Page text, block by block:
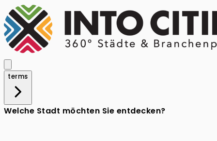
terms
Welche Stadt möchten Sie entdecken?